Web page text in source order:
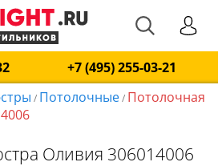
+7 (495) 255-03-21
/ Потолочные/ Потолочная
Оливия 306014006